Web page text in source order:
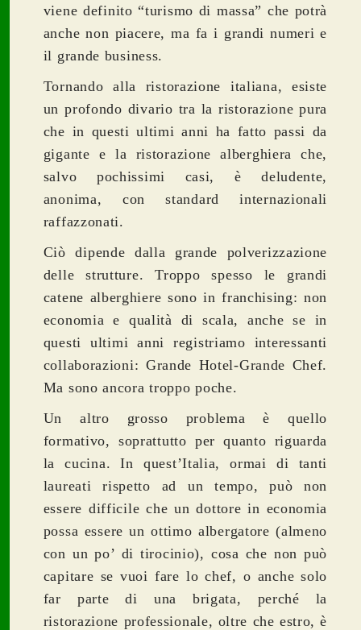
viene definito “turismo di massa” che potrà
anche non piacere, ma fa i grandi numeri e
il grande business.
Tornando alla ristorazione italiana, esiste
un profondo divario tra la ristorazione pura
che in questi ultimi anni ha fatto passi da
gigante e la ristorazione alberghiera che,
salvo pochissimi casi, è deludente,
anonima, con standard internazionali
raffazzonati.
Ciò dipende dalla grande polverizzazione
delle strutture. Troppo spesso le grandi
catene alberghiere sono in franchising: non
economia e qualità di scala, anche se in
questi ultimi anni registriamo interessanti
collaborazioni: Grande Hotel-Grande Chef.
Ma sono ancora troppo poche.
Un altro grosso problema è quello
formativo, soprattutto per quanto riguarda
la cucina. In quest’Italia, ormai di tanti
laureati rispetto ad un tempo, può non
essere difficile che un dottore in economia
possa essere un ottimo albergatore (almeno
con un po’ di tirocinio), cosa che non può
capitare se vuoi fare lo chef, o anche solo
far parte di una brigata, perché la
ristorazione professionale, oltre che estro, è